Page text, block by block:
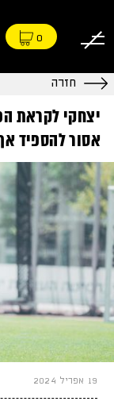
0
חזרה
יצחקי לקראת
אסור להספיד
19 אפריל 2024